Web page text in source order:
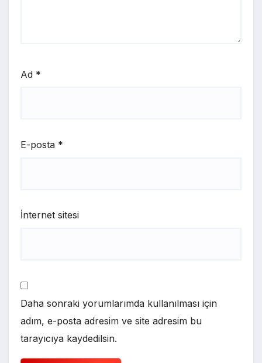
Ad *
E-posta *
İnternet sitesi
Daha sonraki yorumlarımda kullanılması için
adım, e-posta adresim ve site adresim bu
tarayıcıya kaydedilsin.